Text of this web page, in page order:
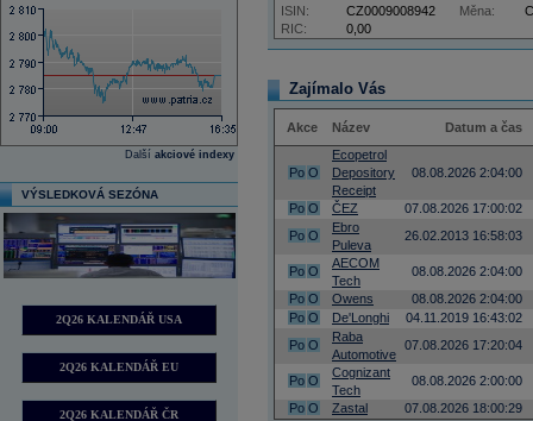
Další akciové indexy
VÝSLEDKOVÁ SEZÓNA
2Q26 KALENDÁŘ USA
2Q26 KALENDÁŘ EU
2Q26 KALENDÁŘ ČR
RIC: 0,00
ISIN: CZ0009008942 Měna:
Zajímalo Vás
Akce Název Datum a čas
Po O
Ecopetrol
Depository
Receipt
08.08.2026 2:04:00
Po O ČEZ
07.08.2026 17:00:02
Po O
Ebro
Puleva
26.02.2013 16:58:03
Po O
AECOM
Tech
08.08.2026 2:04:00
Po O Owens
08.08.2026 2:04:00
Po O De'Longhi
04.11.2019 16:43:02
Po O
Raba
Automotive
07.08.2026 17:20:04
Po O
Cognizant
Tech
08.08.2026 2:00:00
Po O Zastal 07.08.2026 18:00:29